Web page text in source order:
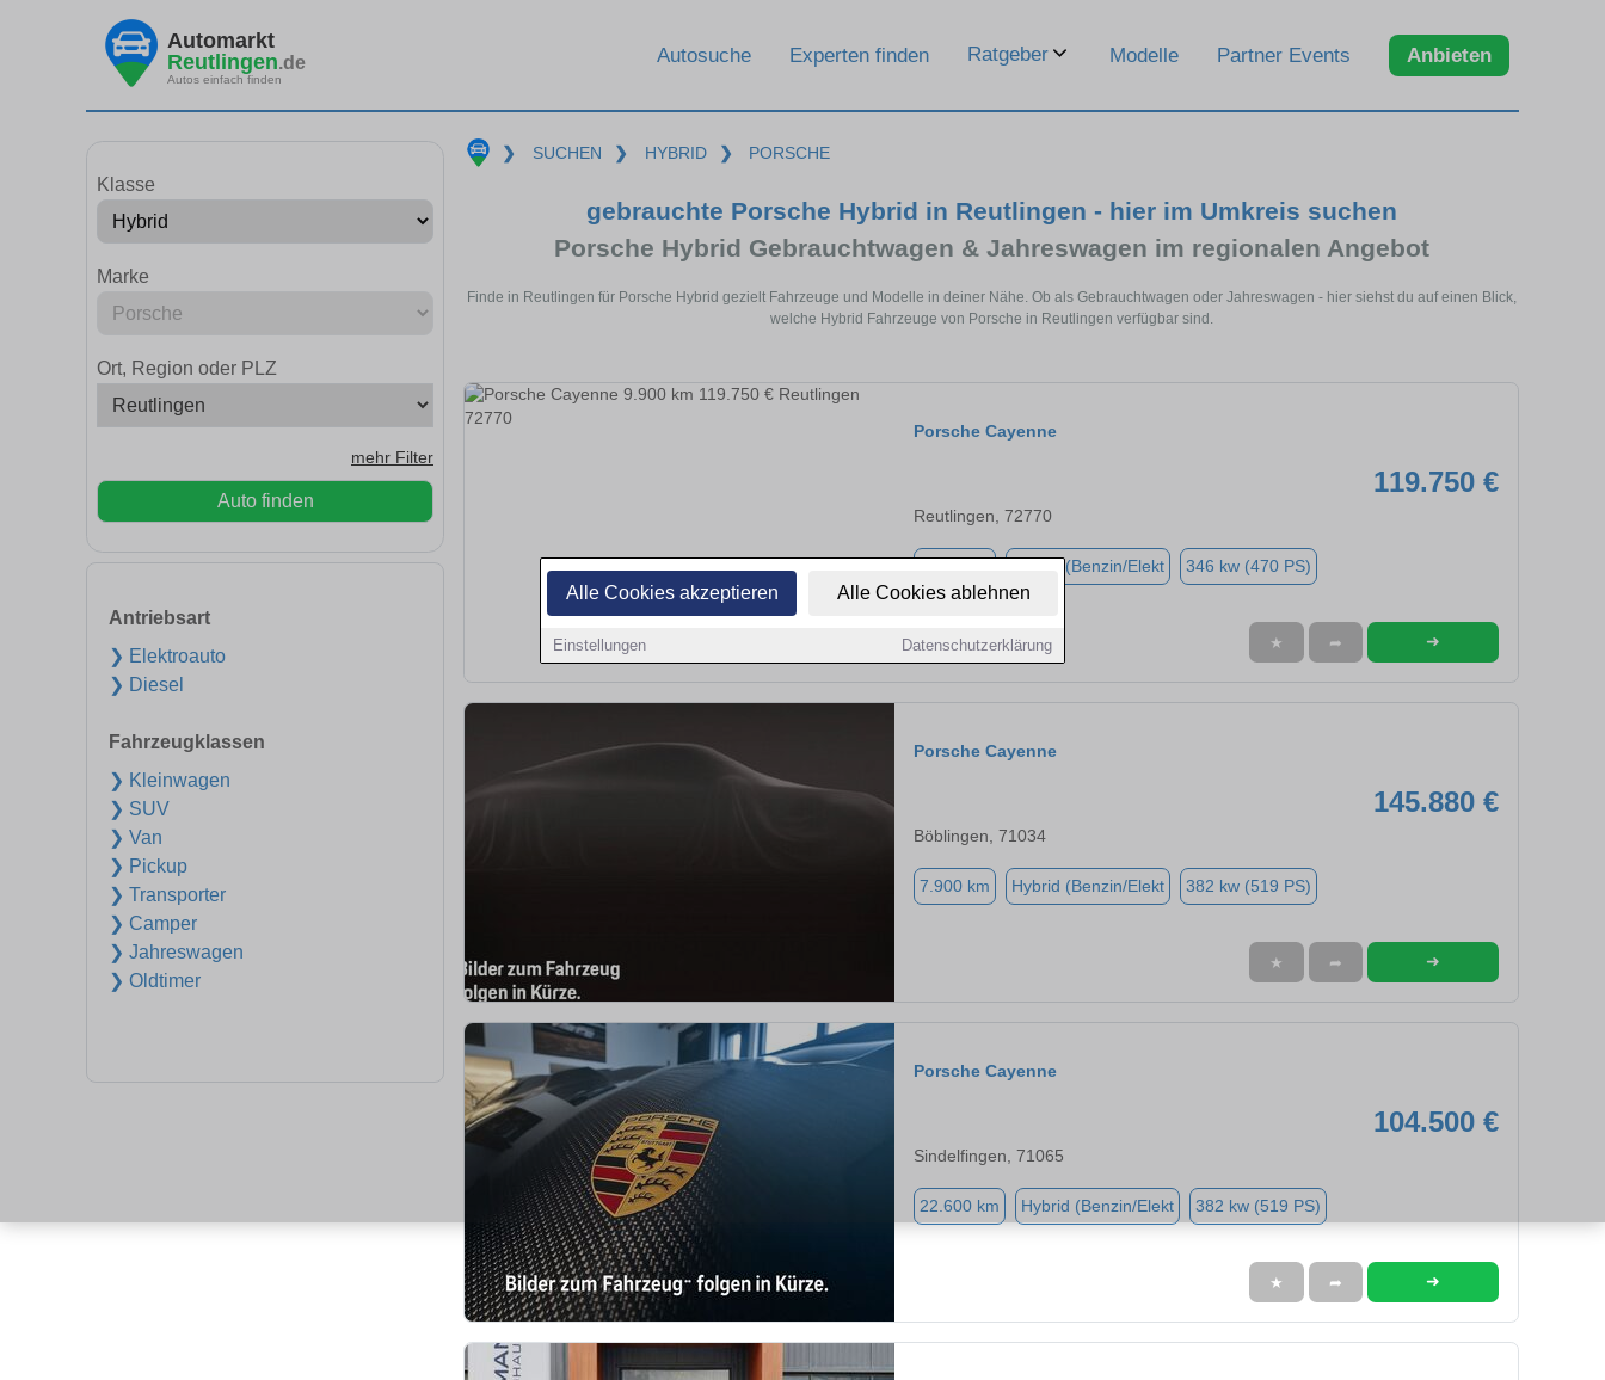
Alle Cookies akzeptieren Alle Cookies ablehnen
Einstellungen Datenschutzerklärung
Automarkt
Reutlingen.de
Autos einfach finden
Autosuche Experten finden Ratgeber Modelle Partner Events Anbieten
Klasse
Marke
Ort, Region oder PLZ
mehr Filter
Auto finden
Antriebsart
❯ Elektroauto
❯ Diesel
Fahrzeugklassen
❯ Kleinwagen
❯ SUV
❯ Van
❯ Pickup
❯ Transporter
❯ Camper
❯ Jahreswagen
❯ Oldtimer
❯ SUCHEN ❯ HYBRID ❯ PORSCHE
gebrauchte Porsche Hybrid in Reutlingen - hier im Umkreis suchen
Porsche Hybrid Gebrauchtwagen & Jahreswagen im regionalen Angebot
Finde in Reutlingen für Porsche Hybrid gezielt Fahrzeuge und Modelle in deiner Nähe. Ob als Gebrauchtwagen oder Jahreswagen - hier siehst du auf einen Blick,
welche Hybrid Fahrzeuge von Porsche in Reutlingen verfügbar sind.
Porsche Cayenne
119.750 €
Reutlingen, 72770
Hybrid (Benzin/Elekt 346 kw (470 PS)
★ ➦ ➜
Porsche Cayenne
145.880 €
Böblingen, 71034
7.900 km Hybrid (Benzin/Elekt 382 kw (519 PS)
★ ➦ ➜
Porsche Cayenne
104.500 €
Sindelfingen, 71065
22.600 km Hybrid (Benzin/Elekt 382 kw (519 PS)
★ ➦ ➜